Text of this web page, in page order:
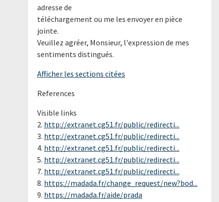
adresse de
téléchargement ou me les envoyer en pièce
jointe.
Veuillez agréer, Monsieur, l'expression de mes
sentiments distingués.
Afficher les sections citées
References
Visible links
2. http://extranet.cg51.fr/public/redirecti...
3. http://extranet.cg51.fr/public/redirecti...
4. http://extranet.cg51.fr/public/redirecti...
5. http://extranet.cg51.fr/public/redirecti...
7. http://extranet.cg51.fr/public/redirecti...
8. https://madada.fr/change_request/new?bod...
9. https://madada.fr/aide/prada